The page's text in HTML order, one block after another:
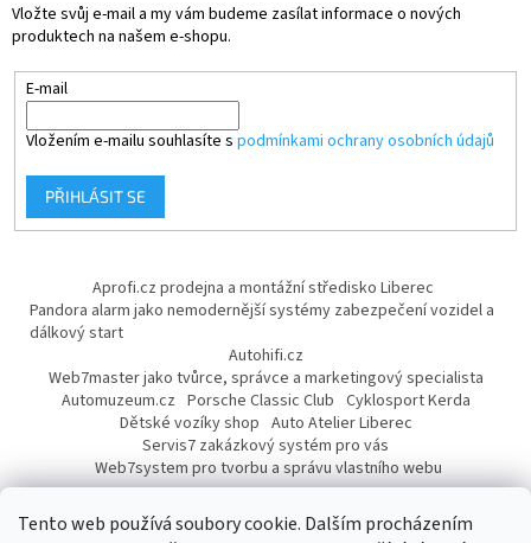
Tento web používá soubory cookie. Dalším procházením
Vložte svůj e-mail a my vám budeme zasílat informace o nových
produktech na našem e-shopu.
E-mail
Vložením e-mailu souhlasíte s podmínkami ochrany osobních údajů
PŘIHLÁSIT SE
Aprofi.cz prodejna a montážní středisko Liberec
Pandora alarm jako nemodernější systémy zabezpečení vozidel a
dálkový start
Autohifi.cz
Web7master jako tvůrce, správce a marketingový specialista
Automuzeum.cz Porsche Classic Club Cyklosport Kerda
Dětské vozíky shop Auto Atelier Liberec
Servis7 zakázkový systém pro vás
Web7system pro tvorbu a správu vlastního webu
Dárek